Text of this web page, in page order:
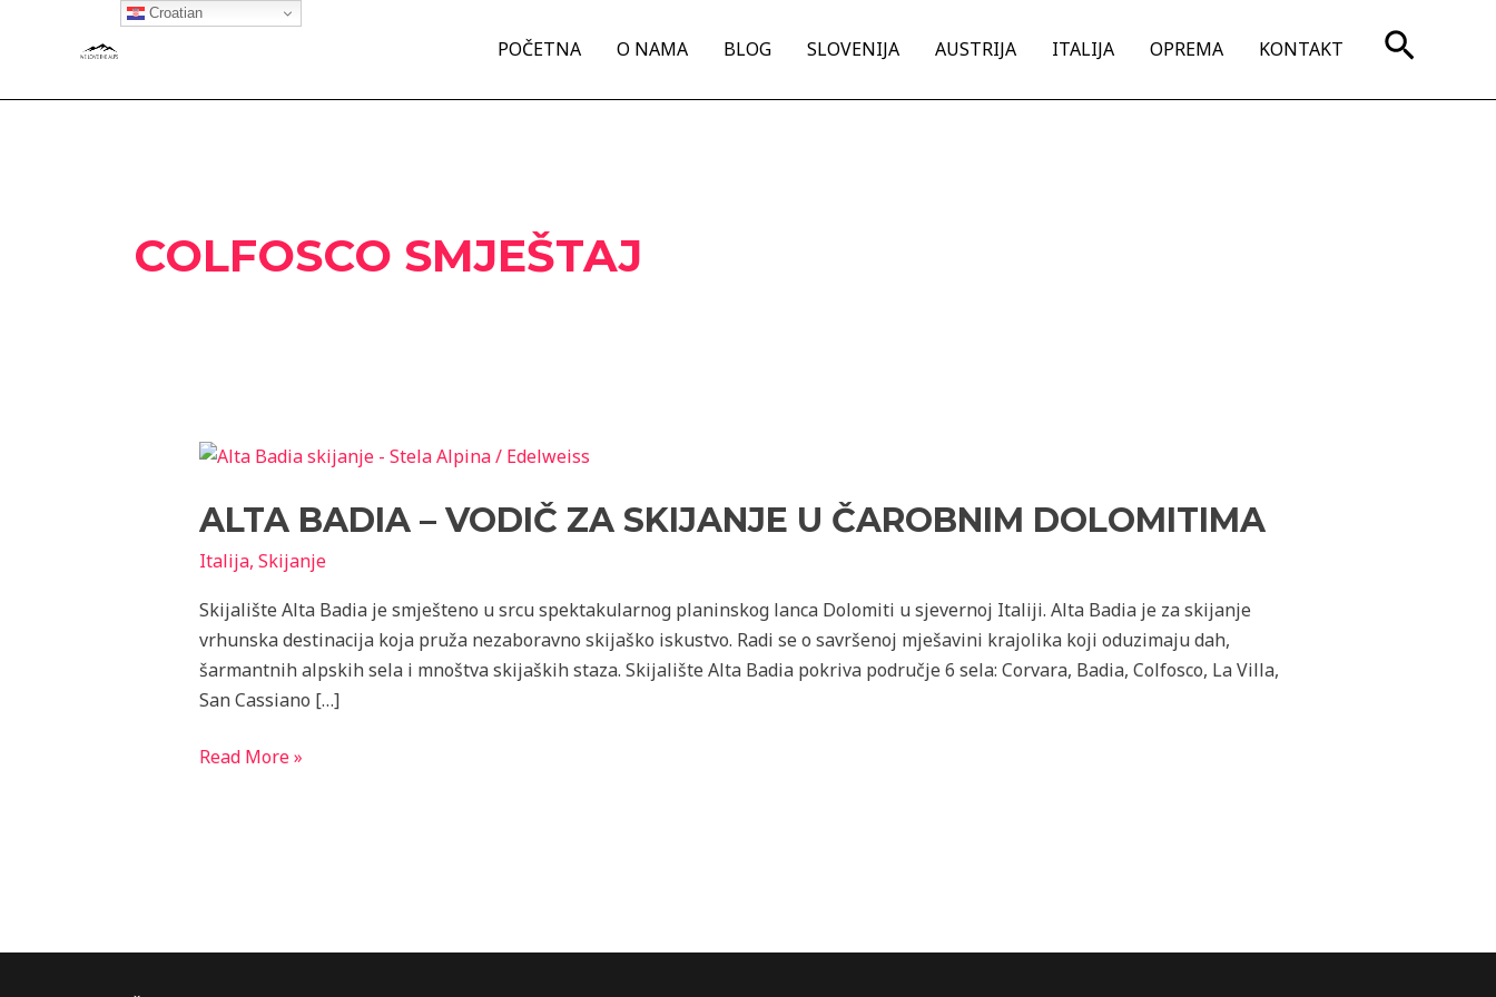
POČETNA O NAMA BLOG SLOVENIJA AUSTRIJA ITALIJA OPREMA KONTAKT Search
COLFOSCO SMJEŠTAJ
ALTA BADIA – VODIČ ZA SKIJANJE U ČAROBNIM DOLOMITIMA
Italija, Skijanje
Skijalište Alta Badia je smješteno u srcu spektakularnog planinskog lanca Dolomiti u sjevernoj Italiji. Alta Badia je za skijanje
vrhunska destinacija koja pruža nezaboravno skijaško iskustvo. Radi se o savršenoj mješavini krajolika koji oduzimaju dah,
šarmantnih alpskih sela i mnoštva skijaških staza. Skijalište Alta Badia pokriva područje 6 sela: Corvara, Badia, Colfosco, La Villa,
San Cassiano […]
Alta
–
za
skijanje
u
čarobnim
Dolomitima
Read More »
Croatian